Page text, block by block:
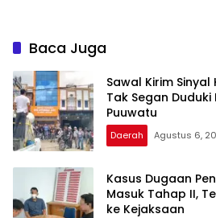
Baca Juga
Sawal Kirim Sinyal
Tak Segan
Puuwatu
Daerah Agustus 6,
Kasus Dugaan
Masuk Tahap II,
ke Kejaksaan